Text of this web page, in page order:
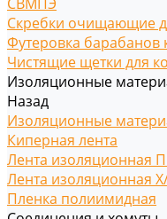
Скребки очищающие
Футеровка барабанов
Чистящие щетки для
Изоляционные
Назад
Изоляционные
Киперная лента
Лента изоляционная
Лента изоляционная
Пленка полиимидная